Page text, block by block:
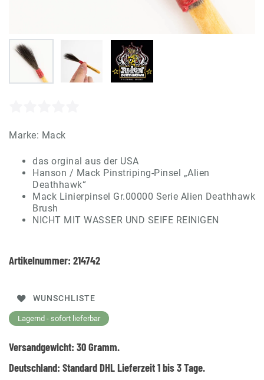
Marke: Mack
das orginal aus der USA
Hanson / Mack Pinstriping-Pinsel „Alien
Deathhawk“
Mack Linierpinsel Gr.00000 Serie Alien Deathhawk
Brush
NICHT MIT WASSER UND SEIFE REINIGEN
Artikelnummer: 214742
WUNSCHLISTE
Lagernd - sofort lieferbar
Versandgewicht: 30Gramm.
Deutschland: Standard DHL Lieferzeit 1 bis 3 Tage.